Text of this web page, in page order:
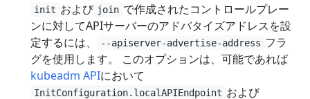
init および join で作成されたコントロールプレー
ンに対してAPIサーバーのアドバタイズアドレスを設
定するには、
--apiserver-advertise-address フラ
グを使用します。 このオプションは、可能であれば
kubeadm APIにおいて
InitConfiguration.localAPIEndpoint および